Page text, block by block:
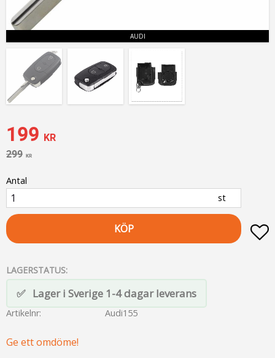
AUDI
Nedsatt pris:
199 KR
Ordinarie pris:
299 KR
Antal
st
KÖP
LAGERSTATUS
Lager i Sverige 1-4 dagar leverans
Artikelnr Audi155
Ge ett omdöme!